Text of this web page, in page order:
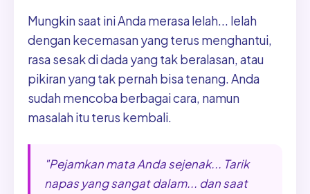
Mungkin saat ini Anda merasa lelah... lelah
dengan kecemasan yang terus menghantui,
rasa sesak di dada yang tak beralasan, atau
pikiran yang tak pernah bisa tenang. Anda
sudah mencoba berbagai cara, namun
masalah itu terus kembali.
"Pejamkan mata Anda sejenak... Tarik
napas yang sangat dalam... dan saat